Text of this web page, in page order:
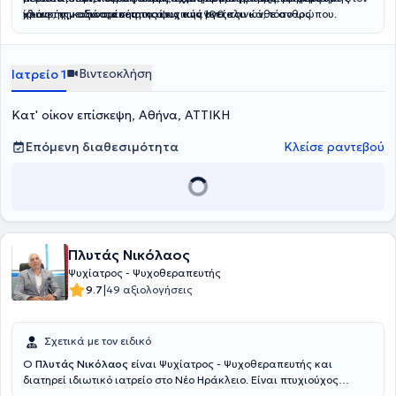
κλινικής με δυναμικότητα άνω των 100 κλινών, τόσο ως
σε ετοιμότητα κλήσης.
ίδιας της κατάστασης της ψυχικής υγείας.
χρόνο, την αξιοπρέπεια και τις ανάγκες του κάθε ανθρώπου.
Ιατρείο 1 Βιντεοκλήση
Κατ' οίκον επίσκεψη, Αθήνα, ΑΤΤΙΚΗ
Επόμενη διαθεσιμότητα
Κλείσε ραντεβού
Πλυτάς Νικόλαος
Ψυχίατρος - Ψυχοθεραπευτής
9.7|49 αξιολογήσεις
Σχετικά με τον ειδικό
Ο Πλυτάς Νικόλαος είναι Ψυχίατρος - Ψυχοθεραπευτής και
διατηρεί ιδιωτικό ιατρείο στο Νέο Ηράκλειο. Είναι πτυχιούχος